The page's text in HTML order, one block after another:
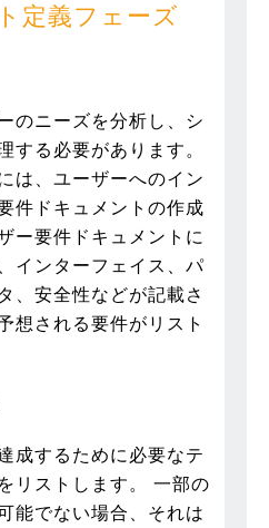
定義フェーズ
のニーズを分析し、シ
する必要があります。
は、ユーザーへのイン
件ドキュメントの作成
ー要件ドキュメントに
インターフェイス、パ
、安全性などが記載さ
想される要件がリスト
成するために必要なテ
リストします。 一部の
能でない場合、それは